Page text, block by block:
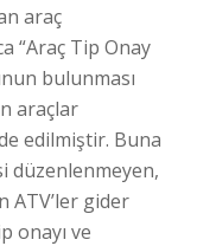
araç
“Araç Tip Onay
bulunması
araçlar
edilmiştir. Buna
düzenlenmeyen,
ATV’ler gider
onayı ve